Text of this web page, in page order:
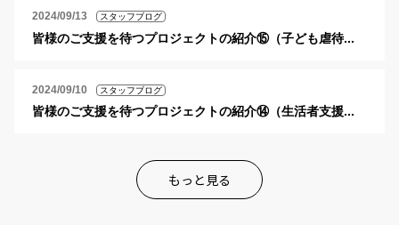
2024/09/13 スタッフブログ
皆様のご支援を待つプロジェクトの紹介⑮（子ども虐待...
2024/09/10 スタッフブログ
皆様のご支援を待つプロジェクトの紹介⑭（生活者支援...
もっと見る